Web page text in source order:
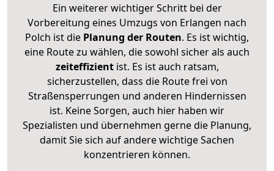
Ein weiterer wichtiger Schritt bei der
Vorbereitung eines Umzugs von Erlangen nach
Polch ist die Planung der Routen. Es ist wichtig,
eine Route zu wählen, die sowohl sicher als auch
zeiteffizientist. Es ist auch ratsam,
sicherzustellen, dass die Route frei von
Straßensperrungen und anderen Hindernissen
ist. Keine Sorgen, auch hier haben wir
Spezialisten und übernehmen gerne die Planung,
damit Sie sich auf andere wichtige Sachen
konzentrieren können.